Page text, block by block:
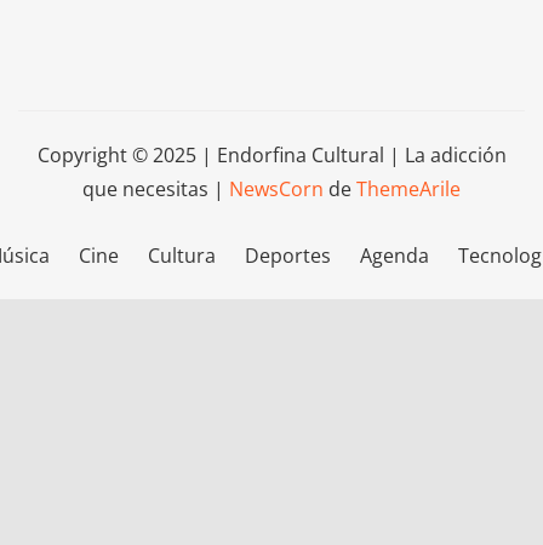
Copyright © 2025 | Endorfina Cultural | La adicción
que necesitas | NewsCorn deThemeArile
Cine Cultura Deportes Agenda